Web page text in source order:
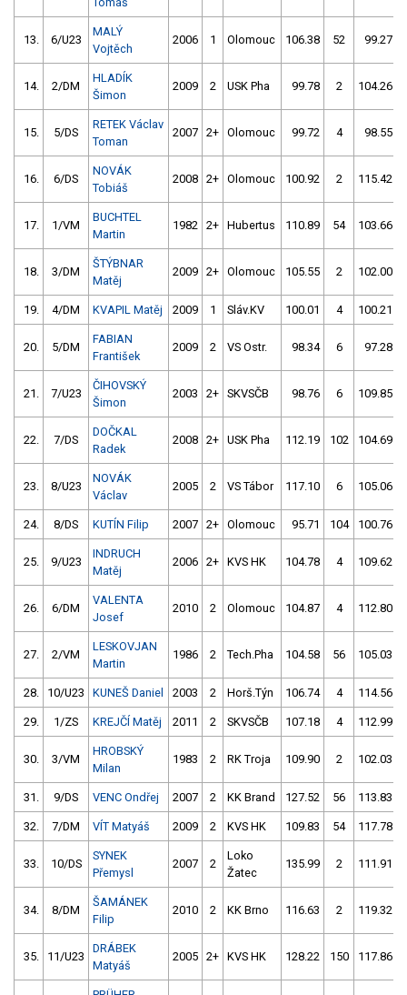
13. 6/U23
MALÝ
Vojtěch
2006 1 Olomouc 106.38 52 99.27
14. 2/DM
HLADÍK
Šimon
2009 2 USK Pha 99.78 2 104.26
15. 5/DS
RETEK Václav
Toman
2007 2+ Olomouc 99.72 4 98.55
16. 6/DS
NOVÁK
Tobiáš
2008 2+ Olomouc 100.92 2 115.42
17. 1/VM
BUCHTEL
Martin
1982 2+ Hubertus 110.89 54 103.66
18. 3/DM
ŠTÝBNAR
Matěj
2009 2+ Olomouc 105.55 2 102.00
19. 4/DM KVAPIL Matěj 2009 1 Sláv.KV 100.01 4 100.21
20. 5/DM
FABIAN
František
2009 2 VS Ostr. 98.34 6 97.28
21. 7/U23
ČIHOVSKÝ
Šimon
2003 2+ SKVSČB 98.76 6 109.85
22. 7/DS
DOČKAL
Radek
2008 2+ USK Pha 112.19 102 104.69
23. 8/U23
NOVÁK
Václav
2005 2 VS Tábor 117.10 6 105.06
24. 8/DS KUTÍN Filip 2007 2+ Olomouc 95.71 104 100.76
25. 9/U23
INDRUCH
Matěj
2006 2+ KVS HK 104.78 4 109.62
26. 6/DM
VALENTA
Josef
2010 2 Olomouc 104.87 4 112.80
27. 2/VM
LESKOVJAN
Martin
1986 2 Tech.Pha 104.58 56 105.03
28. 10/U23 KUNEŠ Daniel 2003 2 Horš.Týn 106.74 4 114.56
29. 1/ZS KREJČÍ Matěj 2011 2 SKVSČB 107.18 4 112.99
30. 3/VM
HROBSKÝ
Milan
1983 2 RK Troja 109.90 2 102.03
31. 9/DS VENC Ondřej 2007 2 KK Brand 127.52 56 113.83
32. 7/DM VÍT Matyáš 2009 2 KVS HK 109.83 54 117.78
33. 10/DS
SYNEK
Přemysl
2007 2
Loko
Žatec
135.99 2 111.91
34. 8/DM
ŠAMÁNEK
Filip
2010 2 KK Brno 116.63 2 119.32
35. 11/U23
DRÁBEK
Matyáš
2005 2+ KVS HK 128.22 150 117.86